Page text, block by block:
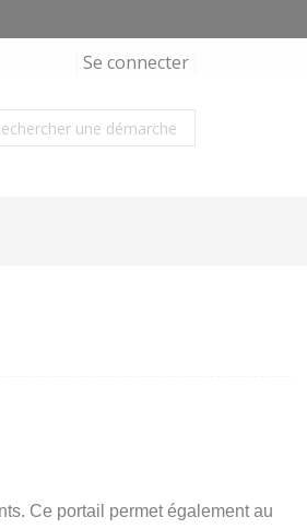
Se connecter
Ce portail permet également au